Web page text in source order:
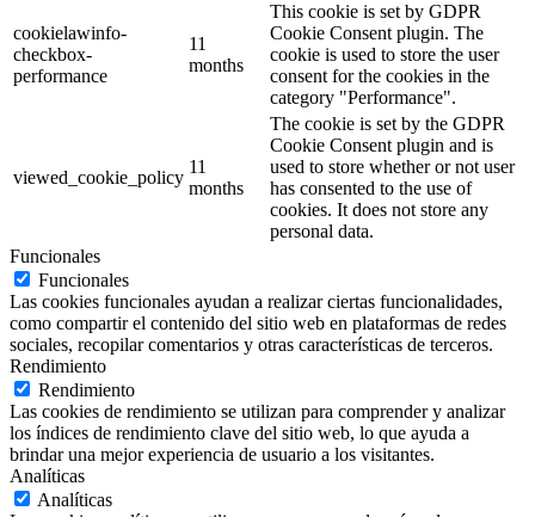
cookielawinfo-
checkbox-
performance
11
months
This cookie is set by GDPR
Cookie Consent plugin. The
cookie is used to store the user
consent for the cookies in the
category "Performance".
viewed_cookie_policy
11
months
The cookie is set by the GDPR
Cookie Consent plugin and is
used to store whether or not user
has consented to the use of
cookies. It does not store any
personal data.
Funcionales
Funcionales
Las cookies funcionales ayudan a realizar ciertas funcionalidades,
como compartir el contenido del sitio web en plataformas de redes
sociales, recopilar comentarios y otras características de terceros.
Rendimiento
Rendimiento
Las cookies de rendimiento se utilizan para comprender y analizar
los índices de rendimiento clave del sitio web, lo que ayuda a
brindar una mejor experiencia de usuario a los visitantes.
Analíticas
Analíticas